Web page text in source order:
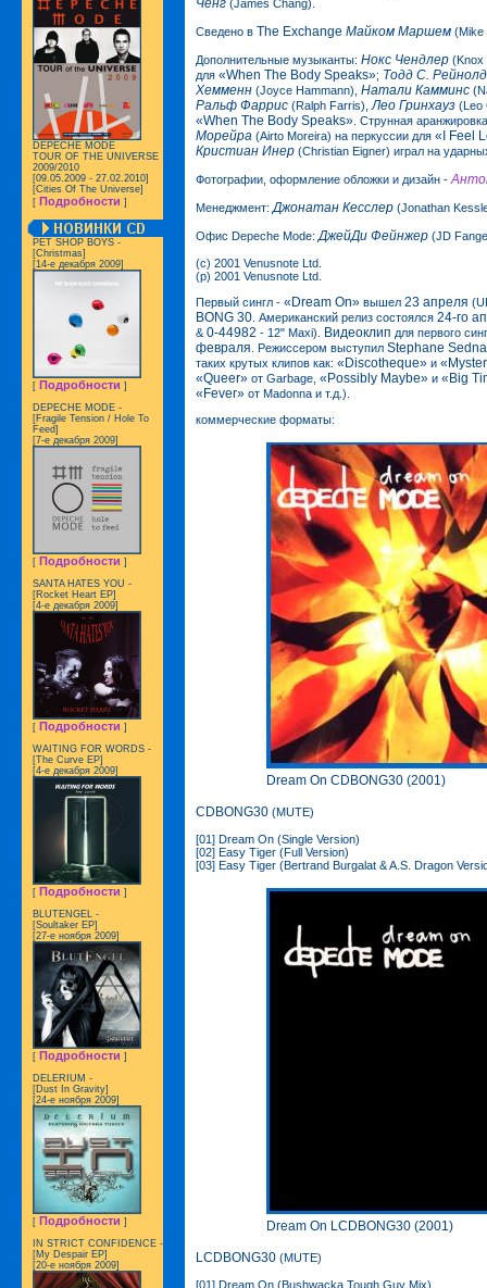
Ченг (James Chang).
Сведено в The Exchange Майком Маршем (Mike
Дополнительные музыканты: Нокс Чендлер (Knox
для «When The Body Speaks»; Тодд С.
Хемменн (Joyce Hammann), Натали Камминс
Ральф Фаррис (Ralph Farris), Лео Гринхауз (Leo
«When The Body Speaks» . Струнная
Морейра (Airto Moreira) на перкуссии для «I Feel
Кристиан Инер (Christian Eigner) играл на
Фотографии, оформление обложки и дизайн -
Менеджмент: Джонатан Кесслер (Jonathan
Офис Depeche Mode: ДжейДи Фейнжер (JD
(c) 2001 Venusnote Ltd.
(p) 2001 Venusnote Ltd.
Первый сингл - «Dream On» вышел 23 апреля
BONG 30 . Американский релиз состоялся 24-го
& 0-44982 - 12" Maxi). Видеоклип для первого
февраля . Режиссером выступил Stephane
таких крутых клипов как: «Discotheque» и
«Queer» от Garbage, «Possibly Maybe» и «Big
«Fever» от Madonna и т.д.).
коммерческие форматы:
Dream On CDBONG30 (2001)
CDBONG30 (MUTE)
[01] Dream On (Single Version)
[02] Easy Tiger (Full Version)
[03] Easy Tiger (Bertrand Burgalat & A.S. Dragon
Dream On LCDBONG30 (2001)
LCDBONG30 (MUTE)
[01] Dream On (Bushwacka Tough Guy Mix)
DEPECHE MODE
TOUR OF THE UNIVERSE
2009/2010
[09.05.2009 - 27.02.2010]
[Cities Of The Universe]
[ Подробности ]
PET SHOP BOYS -
[Christmas]
[14-е декабря 2009]
[ Подробности ]
DEPECHE MODE -
[Fragile Tension / Hole To
Feed]
[7-е декабря 2009]
[ Подробности ]
SANTA HATES YOU -
[Rocket Heart EP]
[4-е декабря 2009]
[ Подробности ]
WAITING FOR WORDS -
[The Curve EP]
[4-е декабря 2009]
[ Подробности ]
BLUTENGEL -
[Soultaker EP]
[27-е ноября 2009]
[ Подробности ]
DELERIUM -
[Dust In Gravity]
[24-е ноября 2009]
[ Подробности ]
IN STRICT CONFIDENCE -
[My Despair EP]
[20-е ноября 2009]